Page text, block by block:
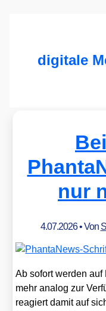
digitale
nur
4.07.2026• Von
Ab sofort wer­den
mehr ana­log zur
reagiert damit auf